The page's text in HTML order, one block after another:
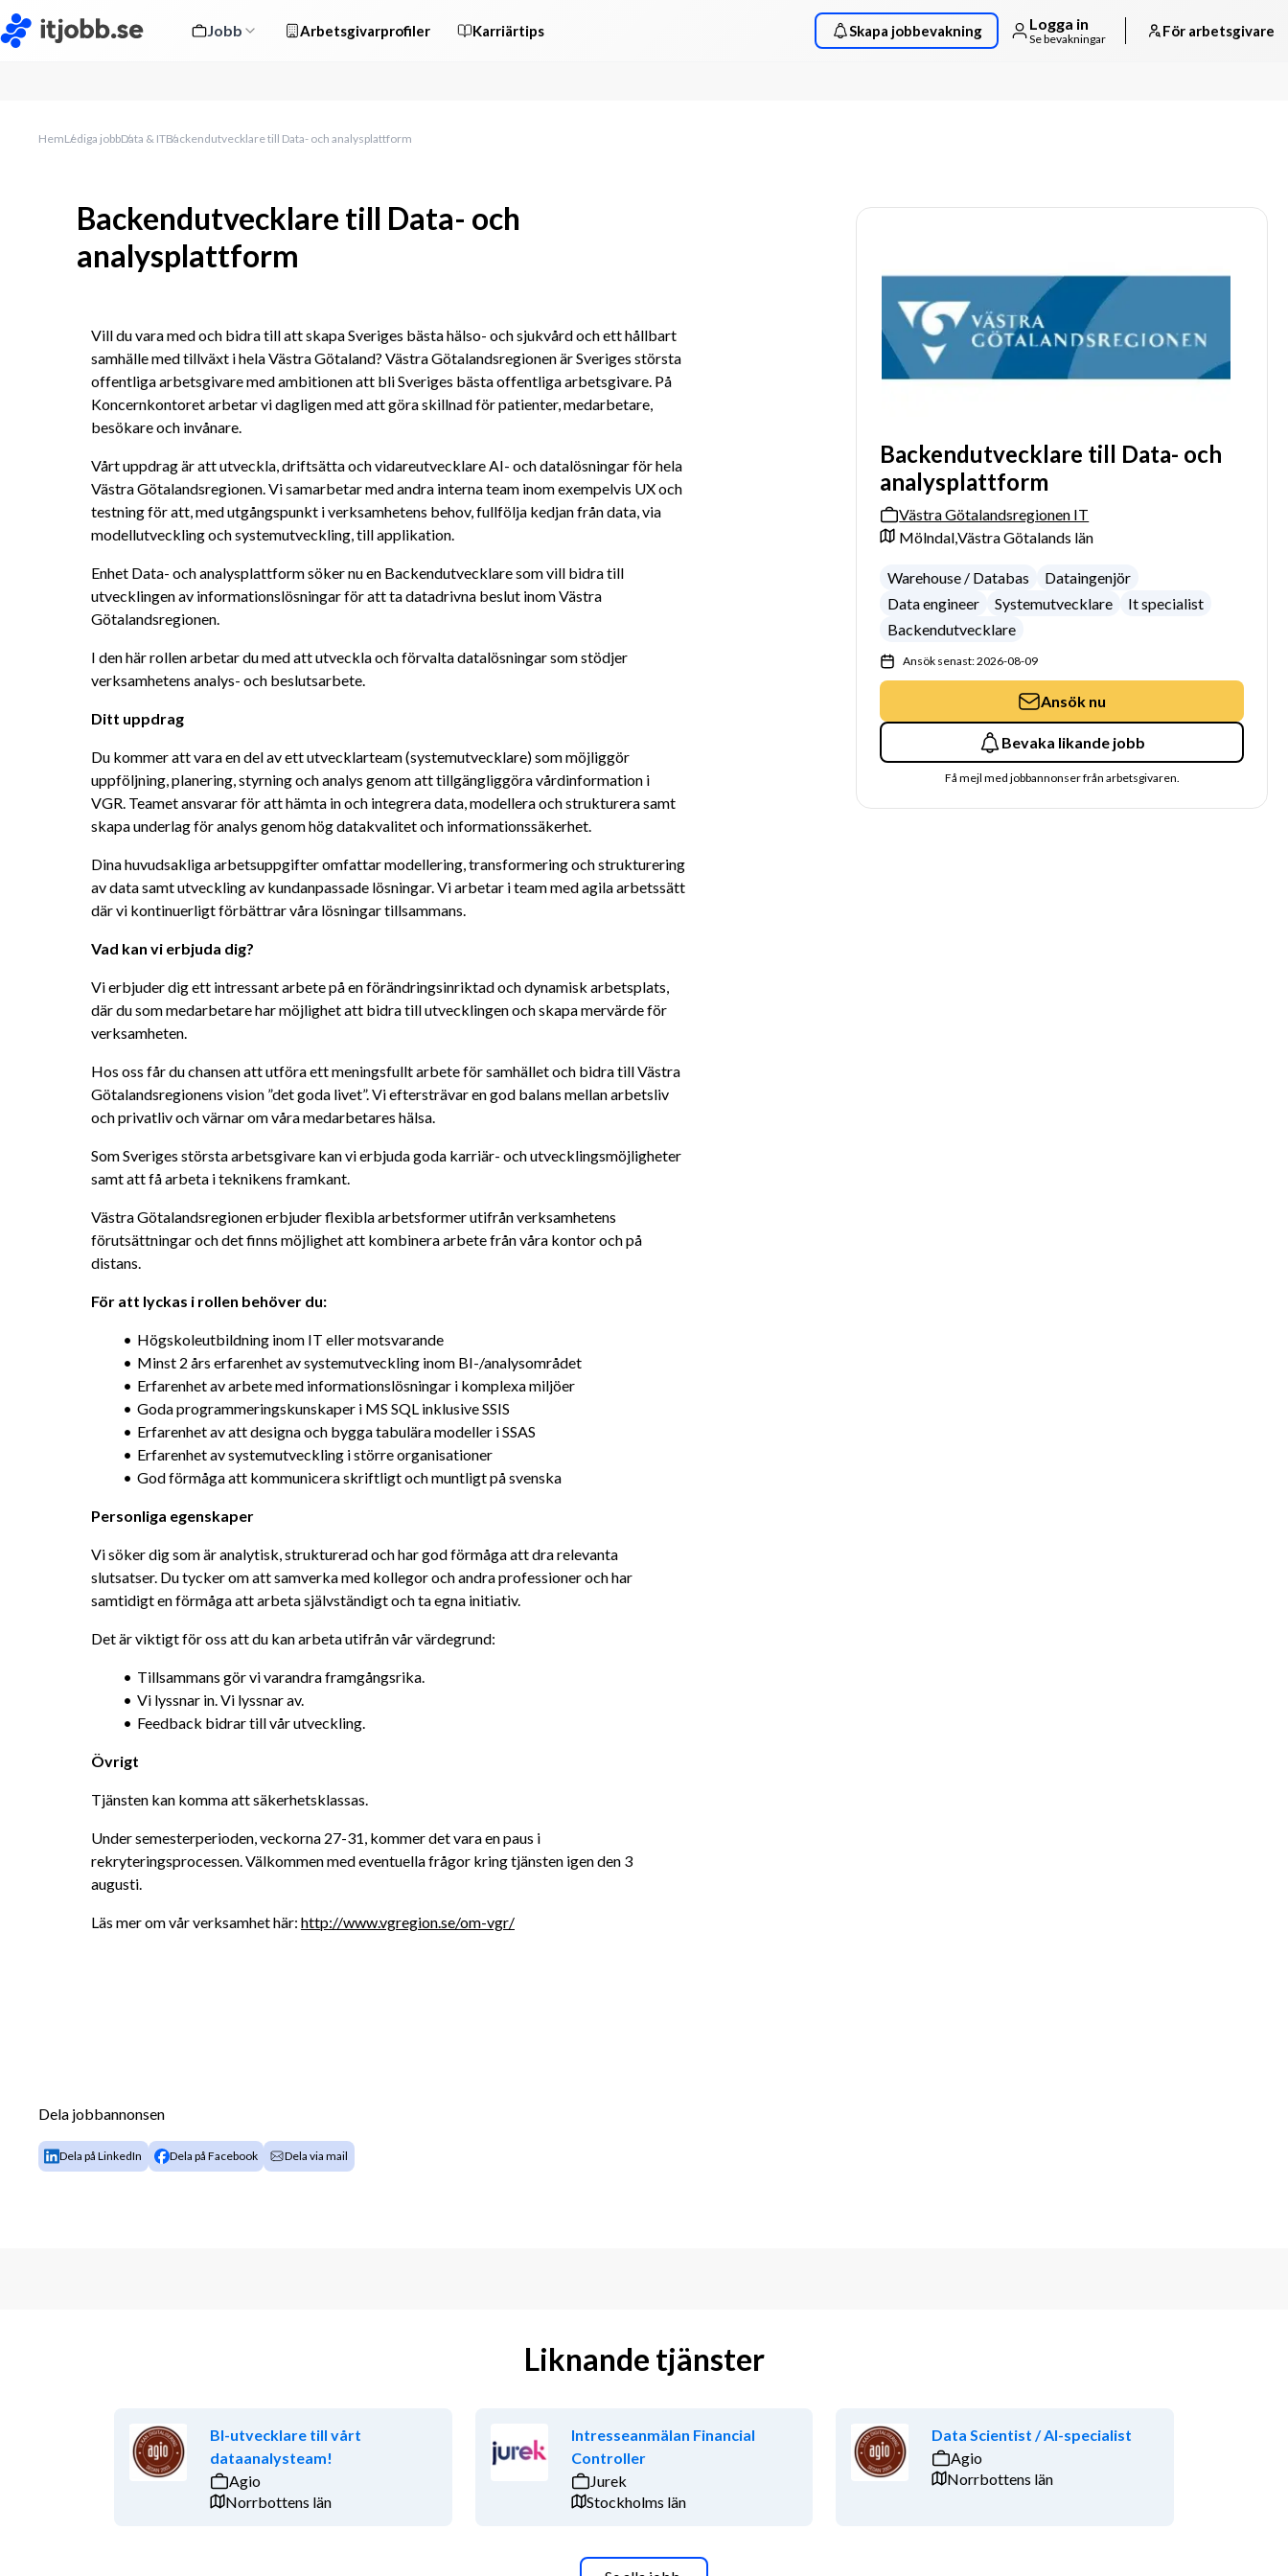
Jobb Arbetsgivarprofiler Karriärtips Skapa jobbevakning Logga in
Se bevakningar För arbetsgivare
HemLediga jobbData & ITBackendutvecklare till Data- och analysplattform
Backendutvecklare till Data- och
analysplattform
Vill du vara med och bidra till att skapa Sveriges bästa hälso- och sjukvård och ett hållbart
samhälle med tillväxt i hela Västra Götaland? Västra Götalandsregionen är Sveriges största
offentliga arbetsgivare med ambitionen att bli Sveriges bästa offentliga arbetsgivare. På
Koncernkontoret arbetar vi dagligen med att göra skillnad för patienter, medarbetare,
besökare och invånare.
Vårt uppdrag är att utveckla, driftsätta och vidareutvecklare AI- och datalösningar för hela
Västra Götalandsregionen. Vi samarbetar med andra interna team inom exempelvis UX och
testning för att, med utgångspunkt i verksamhetens behov, fullfölja kedjan från data, via
modellutveckling och systemutveckling, till applikation.
Enhet Data- och analysplattform söker nu en Backendutvecklare som vill bidra till
utvecklingen av informationslösningar för att ta datadrivna beslut inom Västra
Götalandsregionen.
I den här rollen arbetar du med att utveckla och förvalta datalösningar som stödjer
verksamhetens analys- och beslutsarbete.
Ditt uppdrag
Du kommer att vara en del av ett utvecklarteam (systemutvecklare) som möjliggör
uppföljning, planering, styrning och analys genom att tillgängliggöra vårdinformation i
VGR. Teamet ansvarar för att hämta in och integrera data, modellera och strukturera samt
skapa underlag för analys genom hög datakvalitet och informationssäkerhet.
Dina huvudsakliga arbetsuppgifter omfattar modellering, transformering och strukturering
av data samt utveckling av kundanpassade lösningar. Vi arbetar i team med agila arbetssätt
där vi kontinuerligt förbättrar våra lösningar tillsammans.
Vad kan vi erbjuda dig?
Vi erbjuder dig ett intressant arbete på en förändringsinriktad och dynamisk arbetsplats,
där du som medarbetare har möjlighet att bidra till utvecklingen och skapa mervärde för
verksamheten.
Hos oss får du chansen att utföra ett meningsfullt arbete för samhället och bidra till Västra
Götalandsregionens vision ”det goda livet”. Vi eftersträvar en god balans mellan arbetsliv
och privatliv och värnar om våra medarbetares hälsa.
Som Sveriges största arbetsgivare kan vi erbjuda goda karriär- och utvecklingsmöjligheter
samt att få arbeta i teknikens framkant.
Västra Götalandsregionen erbjuder flexibla arbetsformer utifrån verksamhetens
förutsättningar och det finns möjlighet att kombinera arbete från våra kontor och på
distans.
För att lyckas i rollen behöver du:
Högskoleutbildning inom IT eller motsvarande
Minst 2 års erfarenhet av systemutveckling inom BI-/analysområdet
Erfarenhet av arbete med informationslösningar i komplexa miljöer
Goda programmeringskunskaper i MS SQL inklusive SSIS
Erfarenhet av att designa och bygga tabulära modeller i SSAS
Erfarenhet av systemutveckling i större organisationer
God förmåga att kommunicera skriftligt och muntligt på svenska
Personliga egenskaper
Vi söker dig som är analytisk, strukturerad och har god förmåga att dra relevanta
slutsatser. Du tycker om att samverka med kollegor och andra professioner och har
samtidigt en förmåga att arbeta självständigt och ta egna initiativ.
Det är viktigt för oss att du kan arbeta utifrån vår värdegrund:
Tillsammans gör vi varandra framgångsrika.
Vi lyssnar in. Vi lyssnar av.
Feedback bidrar till vår utveckling.
Övrigt
Tjänsten kan komma att säkerhetsklassas.
Under semesterperioden, veckorna 27-31, kommer det vara en paus i
rekryteringsprocessen. Välkommen med eventuella frågor kring tjänsten igen den 3
augusti.
Läs mer om vår verksamhet här: http://www.vgregion.se/om-vgr/
Backendutvecklare till Data- och
analysplattform
Västra Götalandsregionen IT
Mölndal,Västra Götalands län
Warehouse / Databas
Dataingenjör
Data engineer
Systemutvecklare
It specialist
Backendutvecklare
Ansök senast: 2026-08-09
Ansök nu
Bevaka likande jobb
Få mejl med jobbannonser från arbetsgivaren.
Dela jobbannonsen
Dela på LinkedIn Dela på Facebook Dela via mail
Liknande tjänster
BI-utvecklare till vårt
dataanalysteam!
Agio
Norrbottens län
Intresseanmälan Financial
Controller
Jurek
Stockholms län
Data Scientist / AI-specialist
Agio
Norrbottens län